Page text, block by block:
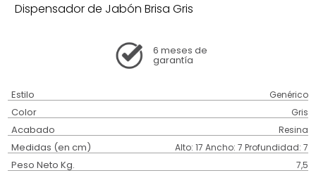
Dispensador de Jabón Brisa Gris
6 meses de
garantía
Estilo Genérico
Color Gris
Acabado Resina
Medidas (en cm) Alto: 17 Ancho: 7 Profundidad: 7
Peso Neto Kg. 7,5